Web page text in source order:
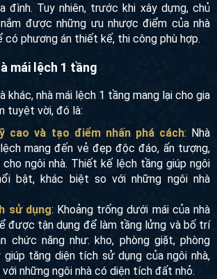
đình. Tuy nhiên, trước khi xây dựng, chủ
được những ưu nhược điểm của nhà
có phương án thiết kế, thi công phù hợp.
mái lệch 1 tầng
khác, nhà mái lệch 1 tầng mang lại cho gia
tuyệt vời, đó là:
cao và tạo điểm nhấn phá cách: Nhà
mang đến vẻ đẹp độc đáo, ấn tượng,
cho ngôi nhà. Thiết kế lệch tầng giúp ngôi
bật, khác biệt so với những ngôi nhà
sử dụng: Khoảng trống dưới mái của nhà
được tận dụng để làm tầng lửng và bố trí
chức năng như: kho, phòng giặt, phòng
giúp tăng diện tích sử dụng của ngôi nhà,
những ngôi nhà có diện tích đất nhỏ.